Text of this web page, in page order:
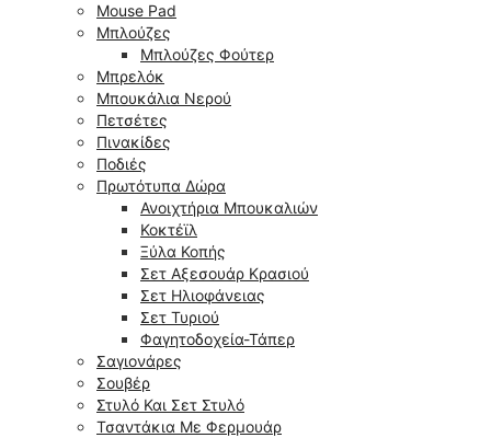
Mouse Pad
Μπλούζες
Μπλούζες Φούτερ
Μπρελόκ
Μπουκάλια Νερού
Πετσέτες
Πινακίδες
Ποδιές
Πρωτότυπα Δώρα
Ανοιχτήρια Μπουκαλιών
Κοκτέϊλ
Ξύλα Κοπής
Σετ Αξεσουάρ Κρασιού
Σετ Ηλιοφάνειας
Σετ Τυριού
Φαγητοδοχεία-Τάπερ
Σαγιονάρες
Σουβέρ
Στυλό Και Σετ Στυλό
Τσαντάκια Με Φερμουάρ